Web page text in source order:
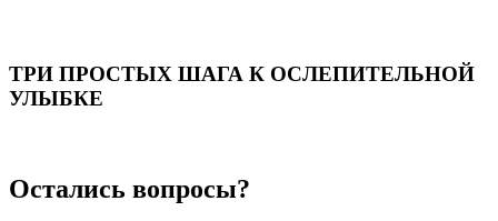
ТРИ ПРОСТЫХ ШАГА К ОСЛЕПИТЕЛЬНОЙ
УЛЫБКЕ
Остались вопросы?